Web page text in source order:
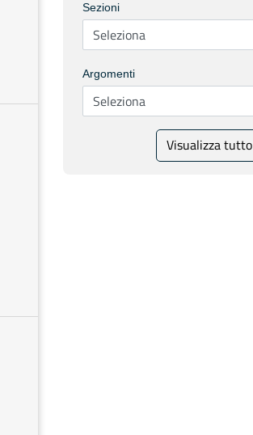
Sezioni
Argomenti
Visualizza tutto